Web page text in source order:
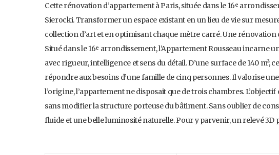
Cette rénovation d’appartement à Paris, située dans le 16ᵉ
Sierocki. Transformer un espace existant en un lieu de vie sur
collection d’art et en optimisant chaque mètre carré. Une
Situé dans le 16ᵉ arrondissement, l’Appartement Rousseau incarne
avec rigueur, intelligence et sens du détail. D’une surface de 140 m²,
répondre aux besoins d’une famille de cinq personnes. Il valorise
l’origine, l’appartement ne disposait que de trois chambres.
sans modifier la structure porteuse du bâtiment. Sans oublier de
fluide et une belle luminosité naturelle. Pour y parvenir, un relevé 3D